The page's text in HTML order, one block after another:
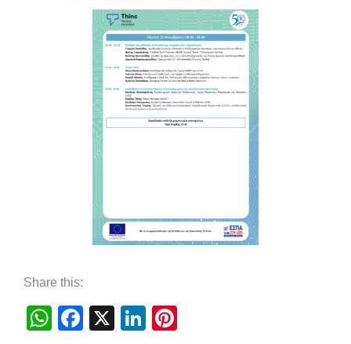
Share this:
WhatsApp
Facebook
X LinkedIn